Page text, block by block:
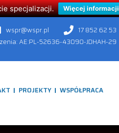
specjalizacji. Więcej informacji
wspr@wspr.pl
17 852 62 53
AE:PL-52636-43090-JDHAH-29
PROJEKTY WSPÓŁPRACA